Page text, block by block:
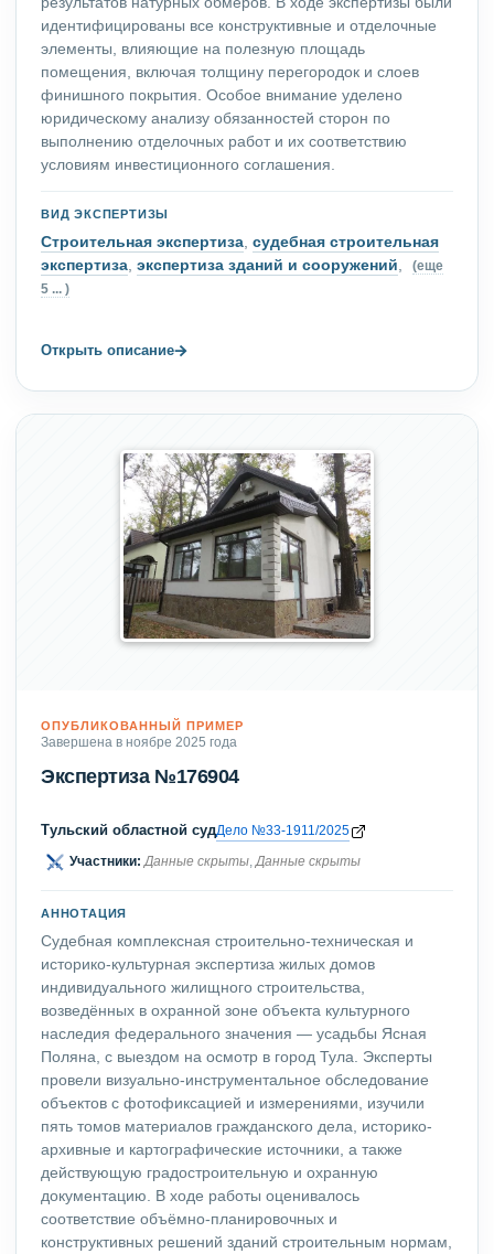
идентифицированы все конструктивные и отделочные
элементы, влияющие на полезную площадь
помещения, включая толщину перегородок и слоев
финишного покрытия. Особое внимание уделено
юридическому анализу обязанностей сторон по
выполнению отделочных работ и их соответствию
условиям инвестиционного соглашения.
ВИД ЭКСПЕРТИЗЫ
Строительная экспертиза, судебная строительная
экспертиза, экспертиза зданий и сооружений,
(еще
5 ... )
Открыть описание→
ОПУБЛИКОВАННЫЙ ПРИМЕР
Завершена в ноябре 2025 года
Экспертиза №176904
Тульский областной судДело №33-1911/2025
Участники: Данные скрыты,Данные скрыты
АННОТАЦИЯ
Судебная комплексная строительно-техническая и
историко-культурная экспертиза жилых домов
индивидуального жилищного строительства,
возведённых в охранной зоне объекта культурного
наследия федерального значения — усадьбы Ясная
Поляна, с выездом на осмотр в город Тула. Эксперты
провели визуально-инструментальное обследование
объектов с фотофиксацией и измерениями, изучили
пять томов материалов гражданского дела, историко-
архивные и картографические источники, а также
действующую градостроительную и охранную
документацию. В ходе работы оценивалось
соответствие объёмно-планировочных и
конструктивных решений зданий строительным нормам,